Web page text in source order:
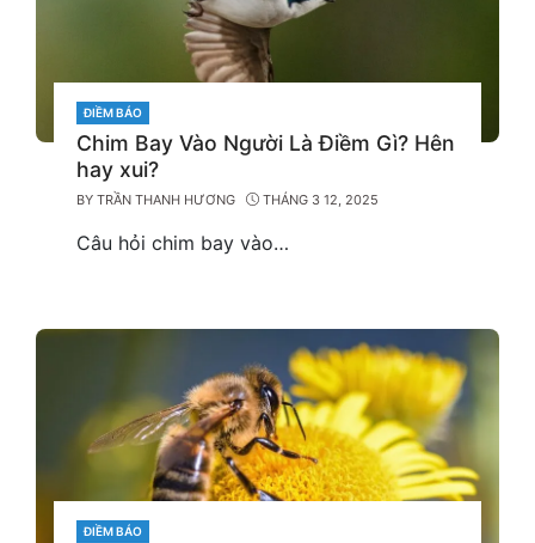
CATEGORIES
ĐIỀM BÁO
Chim Bay Vào Người Là Điềm Gì? Hên
hay xui?
BYTRẦN THANH HƯƠNG THÁNG 3 12, 2025
Câu hỏi chim bay vào…
CATEGORIES
ĐIỀM BÁO